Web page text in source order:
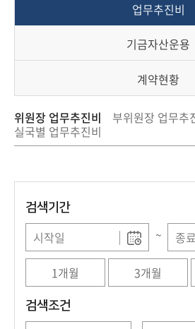
극
금
융
원
업무추진비
기금자산운용
계약현황
위원장 업무추진비
부위원장 업무추
실국별 업무추진비
검색기간
~
1개월 3개월
검색조건